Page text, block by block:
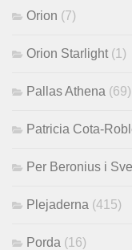
Orion (7)
Orion Starlight (1)
Pallas Athena (69)
Patricia Cota-
Per Beronius i
Plejaderna (415)
Porda (16)